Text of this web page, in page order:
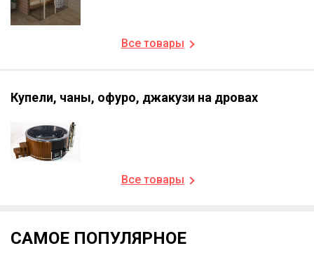
Все товары
Купели, чаны, офуро, джакузи на дровах
Все товары
САМОЕ ПОПУЛЯРНОЕ